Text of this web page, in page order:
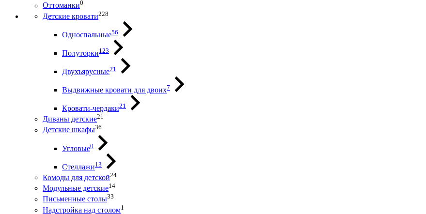
Оттоманки0
Детские кровати228
Односпальные56
Полуторки123
Двухъярусные21
Выдвижные кровати для двоих7
Кровати-чердаки21
Диваны детские21
Детские шкафы36
Угловые0
Стеллажи13
Комоды для детской24
Модульные детские14
Письменные столы33
Надстройка над столом1